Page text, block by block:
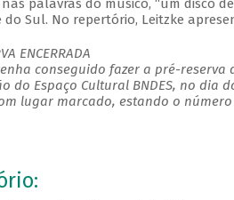
nas palavras do músico, “um disco
do Sul. No repertório, Leitzke
ENCERRADA
conseguido fazer a pré-
do Espaço Cultural BNDES, no dia
lugar marcado, estando o